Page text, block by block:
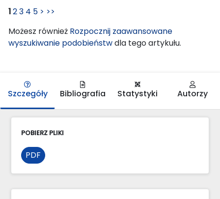
123 4 5 > >>
Możesz również Rozpocznij zaawansowane
wyszukiwanie podobieństwdla tego artykułu.
Szczegóły Bibliografia Statystyki Autorzy
POBIERZ PLIKI
PDF